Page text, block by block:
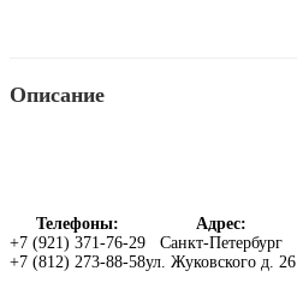
Описание
Телефоны:
+7 (921) 371-76-29
+7 (812) 273-88-58
Адрес:
Санкт-Петербург
ул. Жуковского д. 26